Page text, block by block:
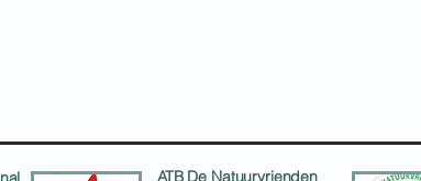
ATB De Natuurvrienden